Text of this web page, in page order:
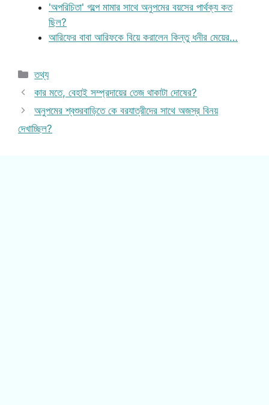
'অপরিচিতা' গল্পে মামার সাথে অনুপমের বয়সের পার্থক্য কত
ছিল?
আরিফের বাবা আরিফকে বিয়ে করালেন কিন্তু ধনীর মেয়ের…
Categories
তথ্য
কার মতে, বেহাই সম্প্রদায়ের তেজ থাকাটা দোষের?
অনুপমের শ্বশুরবাড়িতে কে বরযাত্রীদের সাথে অজস্র বিনয়
দেখাচ্ছিল?